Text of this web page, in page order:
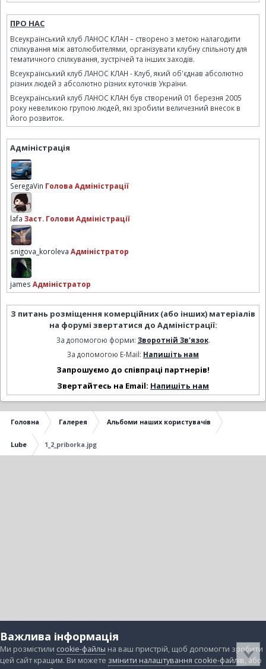
ПРО НАС
Всеукраїнський клуб ЛАНОС КЛАН – створено з метою налагодити
спілкування між автолюбителями, організувати клубну спільноту для
тематичного спілкування, зустрічей та інших заходів.
Всеукраїнський клуб ЛАНОС КЛАН - Клуб, який об'єднав абсолютно
різних людей з абсолютно різних куточків України.
Всеукраїнський клуб ЛАНОС КЛАН був створений 01 березня 2005
року невеликою групою людей, які зробили величезний внесок в
його розвиток.
Адміністрація
SeregaVin Голова Адміністрації
lafa Заст. Голови Адміністрації
snigova_koroleva Адміністратор
james Адміністратор
З питань розміщення комерційних (або інших) матеріалів
на форумі звертатися до Адміністрації:
За допомогою форми: Зворотній Зв'язок.
За допомогою E-Mail: Напишіть нам
Запрошуємо до співпраці партнерів!
Звертайтесь на Email: Напишіть нам
Головна Галерея Альбоми наших користувачів
Lube 1_2_priborka.jpg
Важлива інформація
Ми розмістили cookie-файлы на ваш пристрій, щоб допомогти зробити
цей сайт кращим. Ви можете змінити налаштування cookie-файлів, або